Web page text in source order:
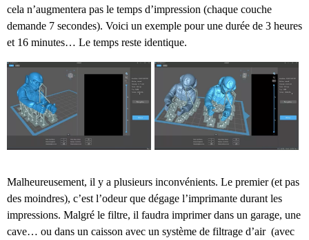
cela n’augmentera pas le temps d’impression (chaque couche
demande 7 secondes). Voici un exemple pour une durée de 3 heures
et 16 minutes… Le temps reste identique.
Malheureusement, il y a plusieurs inconvénients. Le premier (et pas
des moindres), c’est l’odeur que dégage l’imprimante durant les
impressions. Malgré le filtre, il faudra imprimer dans un garage, une
cave… ou dans un caisson avec un système de filtrage d’air (avec